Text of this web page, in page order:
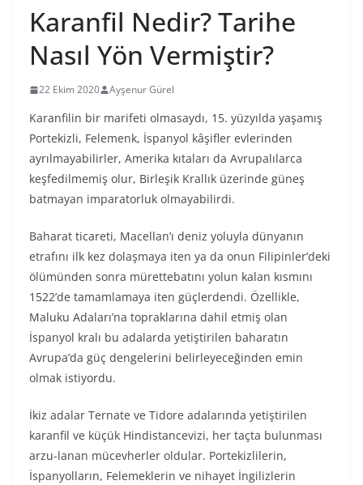
Karanfil Nedir? Tarihe
Nasıl Yön Vermiştir?
22 Ekim 2020 Ayşenur Gürel
Karanfilin bir marifeti olmasaydı, 15. yüzyılda yaşamış
Portekizli, Felemenk, İspanyol kâşifler evlerinden
ayrılmayabilirler, Amerika kıtaları da Avrupalılarca
keşfedilmemiş olur, Birleşik Krallık üzerinde güneş
batmayan imparatorluk olmayabilirdi.
Baharat ticareti, Macellan’ı deniz yoluyla dünyanın
etrafını ilk kez dolaşmaya iten ya da onun Filipinler’deki
ölümünden sonra mürettebatını yolun kalan kısmını
1522’de tamamlamaya iten güçlerdendi. Özellikle,
Maluku Adaları’na topraklarına dahil etmiş olan
İspanyol kralı bu adalarda yetiştirilen baharatın
Avrupa’da güç dengelerini belirleyeceğinden emin
olmak istiyordu.
İkiz adalar Ternate ve Tidore adalarında yetiştirilen
karanfil ve küçük Hindistancevizi, her taçta bulunması
arzu-lanan mücevherler oldular. Portekizlilerin,
İspanyolların, Felemeklerin ve nihayet İngilizlerin